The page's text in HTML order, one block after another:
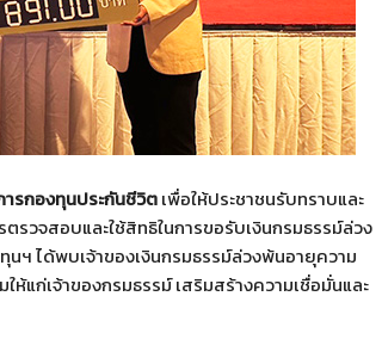
รกองทุนประกันชีวิตเพื่อให้ประชาชนรับทราบและ
รวจสอบและใช้สิทธิในการขอรับเงินกรมธรรม์ล่วง
ฯ ได้พบเจ้าของเงินกรมธรรม์ล่วงพ้นอายุความ
แก่เจ้าของกรมธรรม์ เสริมสร้างความเชื่อมั่นและ